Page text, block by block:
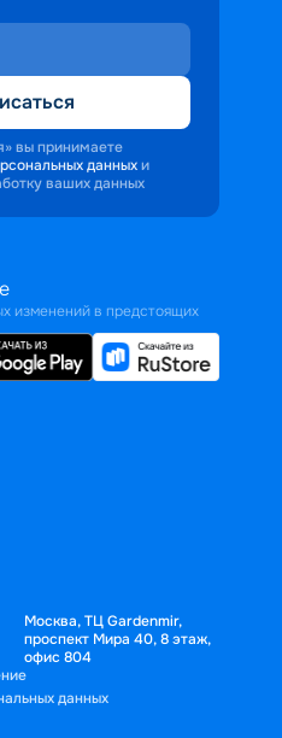
вы принимаете
данных и
ваших данных
изменений в предстоящих
Москва, ТЦ Gardenmir,
проспект Мира 40, 8 этаж,
офис 804
данных